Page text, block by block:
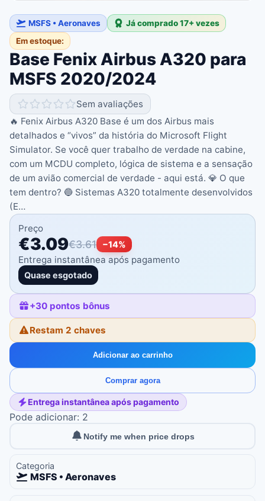
MSFS • Aeronaves
Já comprado 17+ vezes
Em estoque:
Base Fenix ​​Airbus A320 para
MSFS 2020/2024
Sem avaliações
🔥 Fenix ​​​​Airbus A320 Base é um dos Airbus mais
detalhados e “vivos” da história do Microsoft Flight
Simulator. Se você quer trabalho de verdade na cabine,
com um MCDU completo, lógica de sistema e a sensação
de um avião comercial de verdade - aqui está. 💎 O que
tem dentro? 🔵 Sistemas A320 totalmente desenvolvidos
(E…
Preço
€3.09€3.61 −14%
Entrega instantânea após pagamento
Quase esgotado
+30 pontos bônus
Restam 2 chaves
Adicionar ao carrinho
Comprar agora
Entrega instantânea após pagamento
Pode adicionar: 2
Notify me when price drops
Categoria
MSFS • Aeronaves